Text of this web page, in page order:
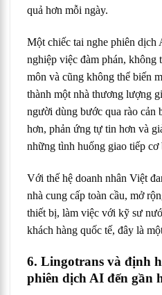
quả hơn mỗi ngày.
Một chiếc tai nghe phiên dịch
nghiệp việc đàm phán, không
môn và cũng không thể biến
thành một nhà thương lượng
người dùng bước qua rào cản
hơn, phản ứng tự tin hơn và
những tình huống giao tiếp cơ
Với thế hệ doanh nhân Việt
nhà cung cấp toàn cầu, mở
thiết bị, làm việc với kỹ sư
khách hàng quốc tế, đây là
6. Lingotrans và định
phiên dịch AI đến gần